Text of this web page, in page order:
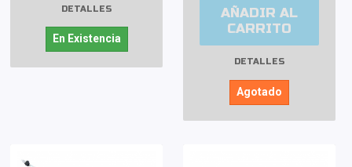
DETALLES
En Existencia
AÑADIR AL
CARRITO
DETALLES
Agotado